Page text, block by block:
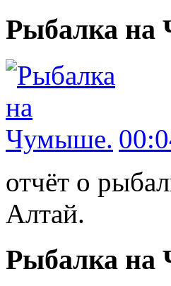
Рыбалка на
отчёт о
Алтай.
Рыбалка